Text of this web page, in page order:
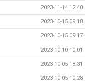
2023-11-14 12:40
2023-10-15 09:18
2023-10-15 09:17
2023-10-10 10:01
2023-10-05 18:31
2023-10-05 10:28